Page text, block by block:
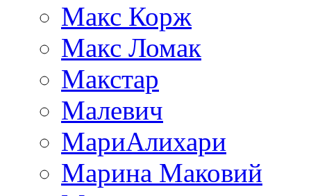
Макс Корж
Макс Ломак
Макстар
Малевич
МариАлихари
Марина Маковий